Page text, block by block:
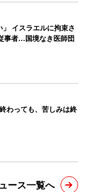
」 イスラエルに拘束さ
事者…国境なき医師団
わっても、苦しみは終
ース一覧へ